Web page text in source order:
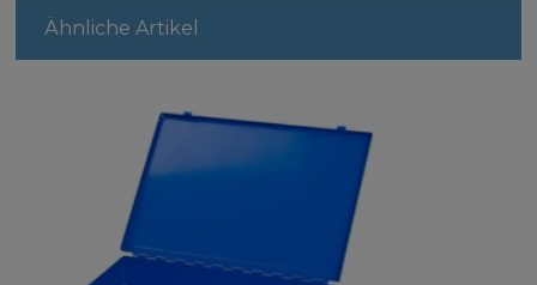
Ähnliche Artikel